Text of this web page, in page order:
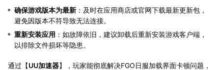
确保游戏版本为最新 ：及时在应用商店或官网下载最新更新包，
避免因版本不符导致无法连接。
重新安装应用 ：如故障依旧，建议卸载后重新安装游戏客户端，
以排除文件损坏等隐患。
通过【UU加速器】，玩家能彻底解决FGO日服加载界面卡顿问题，